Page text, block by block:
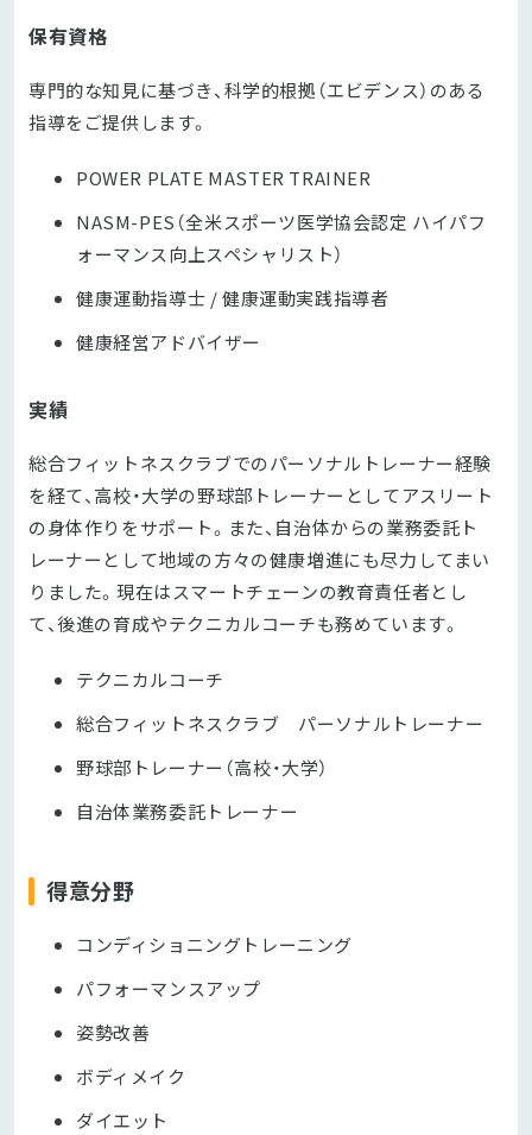
保有資格
専門的な知見に基づき、科学的根拠（エビデンス）のある
指導をご提供します。
POWER PLATE MASTER TRAINER
NASM-PES（全米スポーツ医学協会認定 ハイパフ
ォーマンス向上スペシャリスト）
健康運動指導士 / 健康運動実践指導者
健康経営アドバイザー
実績
総合フィットネスクラブでのパーソナルトレーナー経験
を経て、高校・大学の野球部トレーナーとしてアスリート
の身体作りをサポート。また、自治体からの業務委託ト
レーナーとして地域の方々の健康増進にも尽力してまい
りました。現在はスマートチェーンの教育責任者とし
て、後進の育成やテクニカルコーチも務めています。
テクニカルコーチ
総合フィットネスクラブ パーソナルトレーナー
野球部トレーナー（高校・大学）
自治体業務委託トレーナー
得意分野
コンディショニングトレーニング
パフォーマンスアップ
姿勢改善
ボディメイク
ダイエット